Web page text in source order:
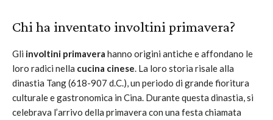
Chi ha inventato involtini primavera?
Gli involtini primavera hanno origini antiche e affondano le
loro radici nella cucina cinese. La loro storia risale alla
dinastia Tang (618-907 d.C.), un periodo di grande fioritura
culturale e gastronomica in Cina. Durante questa dinastia, si
celebrava l’arrivo della primavera con una festa chiamata